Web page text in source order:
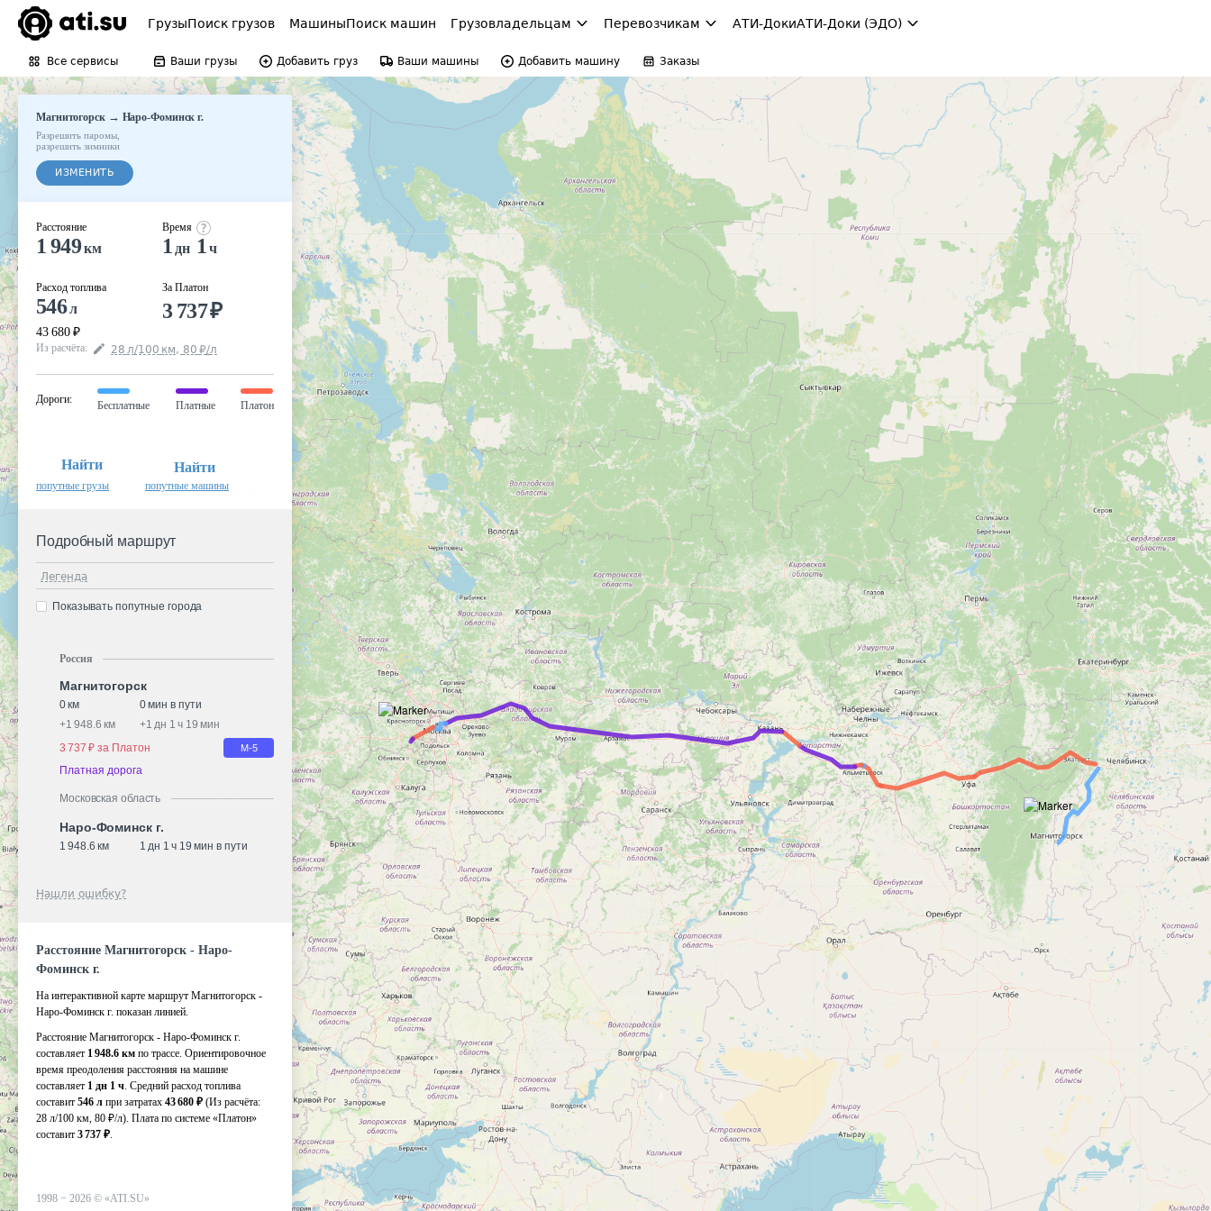
ГрузыПоиск грузов МашиныПоиск машин Грузовладельцам Перевозчикам АТИ-ДокиАТИ-Доки (ЭДО)
Все сервисы Ваши грузы Добавить груз Ваши машины Добавить машину Заказы
Магнитогорск→ Наро-Фоминск г.
Разрешить паромы
разрешить зимники
ИЗМЕНИТЬ
Расстояние
1 949км
Расход топлива
546л
43 680 ₽
Время
1 дн 1 ч
За Платон
3 737₽
Из расчёта: 28 л/100 км, 80 ₽/л
Дороги:
Бесплатные Платные Платон
Найти
попутные грузы
Найти
попутные машины
Подробный маршрут
Легенда
Показывать попутные города
Россия
Магнитогорск
0 км
0 мин в пути
+1 948.6 км +1 дн 1 ч 19 мин
3 737 ₽ за Платон
М-5
Платная дорога
Московская область
Наро-Фоминск г.
1 948.6 км 1 дн 1 ч 19 мин в пути
Нашли ошибку?
Расстояние Магнитогорск - Наро-
Фоминск г.
На интерактивной карте маршрут Магнитогорск -
Наро-Фоминск г. показан линией.
Расстояние Магнитогорск - Наро-Фоминск г.
составляет 1 948.6 км по трассе. Ориентировочное
время преодоления расстояния на машине
составляет 1 дн 1 ч. Средний расход топлива
составит 546 л при затратах 43 680 ₽ (Из расчёта:
28 л/100 км, 80 ₽/л). Плата по системе «Платон»
составит 3 737 ₽.
1998 − 2026 © «ATI.SU»